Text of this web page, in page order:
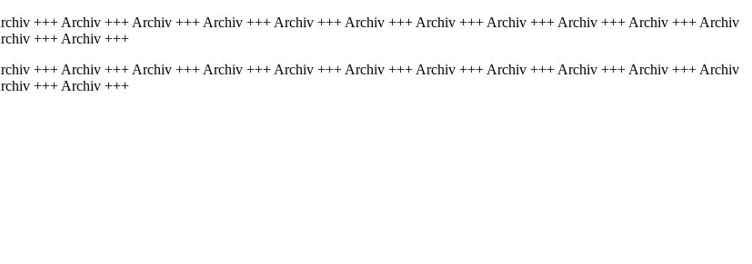
+++ Archiv +++ Archiv +++ Archiv +++ Archiv +++ Archiv +++ Archiv +++ Archiv +++ Archiv +++ Archiv +++ Archiv
+++ Archiv +++
+++ Archiv +++ Archiv +++ Archiv +++ Archiv +++ Archiv +++ Archiv +++ Archiv +++ Archiv +++ Archiv +++ Archiv
+++ Archiv +++